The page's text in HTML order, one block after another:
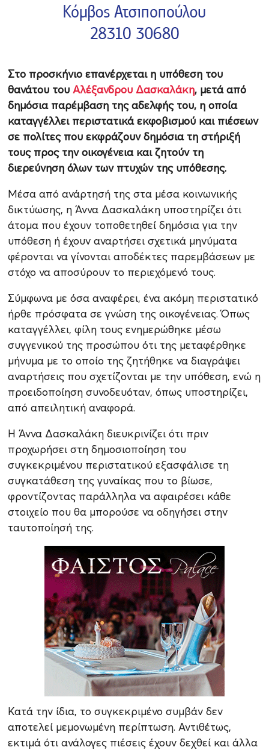
Στο προσκήνιο επανέρχεται η υπόθεση του
θανάτου του Αλέξανδρου Δασκαλάκη, μετά από
δημόσια παρέμβαση της αδελφής του, η οποία
καταγγέλλει περιστατικά εκφοβισμού και πιέσεων
σε πολίτες που εκφράζουν δημόσια τη στήριξή
τους προς την οικογένεια και ζητούν τη
διερεύνηση όλων των πτυχών της υπόθεσης.
Μέσα από ανάρτησή της στα μέσα κοινωνικής
δικτύωσης, η Άννα Δασκαλάκη υποστηρίζει ότι
άτομα που έχουν τοποθετηθεί δημόσια για την
υπόθεση ή έχουν αναρτήσει σχετικά μηνύματα
φέρονται να γίνονται αποδέκτες παρεμβάσεων με
στόχο να αποσύρουν το περιεχόμενό τους.
Σύμφωνα με όσα αναφέρει, ένα ακόμη περιστατικό
ήρθε πρόσφατα σε γνώση της οικογένειας. Όπως
καταγγέλλει, φίλη τους ενημερώθηκε μέσω
συγγενικού της προσώπου ότι της μεταφέρθηκε
μήνυμα με το οποίο της ζητήθηκε να διαγράψει
αναρτήσεις που σχετίζονται με την υπόθεση, ενώ η
προειδοποίηση συνοδευόταν, όπως υποστηρίζει,
από απειλητική αναφορά.
Η Άννα Δασκαλάκη διευκρινίζει ότι πριν
προχωρήσει στη δημοσιοποίηση του
συγκεκριμένου περιστατικού εξασφάλισε τη
συγκατάθεση της γυναίκας που το βίωσε,
φροντίζοντας παράλληλα να αφαιρέσει κάθε
στοιχείο που θα μπορούσε να οδηγήσει στην
ταυτοποίησή της.
Κατά την ίδια, το συγκεκριμένο συμβάν δεν
αποτελεί μεμονωμένη περίπτωση. Αντιθέτως,
εκτιμά ότι ανάλογες πιέσεις έχουν δεχθεί και άλλα